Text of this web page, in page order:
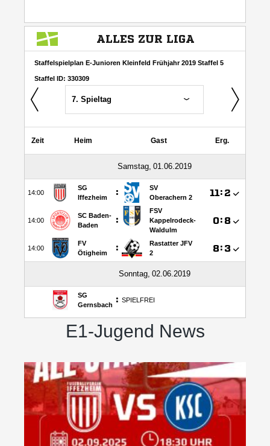
E1-Jugend News